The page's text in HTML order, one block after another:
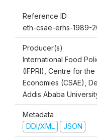
Reference ID
eth-csae-erhs-1989-
Producer(s)
International Food
(IFPRI), Centre for
Economies (CSAE),
Addis Ababa
Metadata
DDI/XML
JSON